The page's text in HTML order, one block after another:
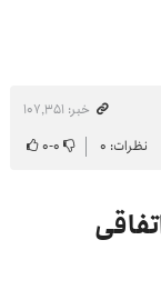
خبر: ۱۰۷٬۳۵۱
نظرات: ۰ ۰-۰